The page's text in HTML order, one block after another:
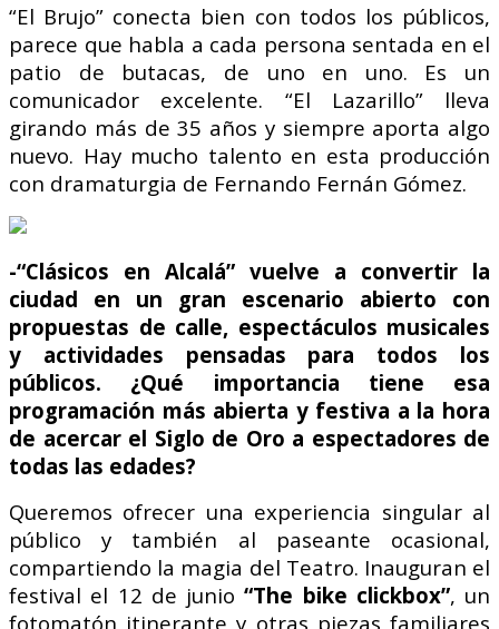
“El Brujo” conecta bien con todos los públicos,
parece que habla a cada persona sentada en el
patio de butacas, de uno en uno. Es un
comunicador excelente. “El Lazarillo” lleva
girando más de 35 años y siempre aporta algo
nuevo. Hay mucho talento en esta producción
con dramaturgia de Fernando Fernán Gómez.
-“Clásicos en Alcalá” vuelve a convertir la
ciudad en un gran escenario abierto con
propuestas de calle, espectáculos musicales
y actividades pensadas para todos los
públicos. ¿Qué importancia tiene esa
programación más abierta y festiva a la hora
de acercar el Siglo de Oro a espectadores de
todas las edades?
Queremos ofrecer una experiencia singular al
público y también al paseante ocasional,
compartiendo la magia del Teatro. Inauguran el
festival el 12 de junio“The bike clickbox”, un
fotomatón itinerante y otras piezas familiares